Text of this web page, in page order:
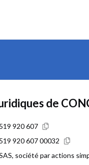
de
519 920 607
519 920 607 00032
société par actions